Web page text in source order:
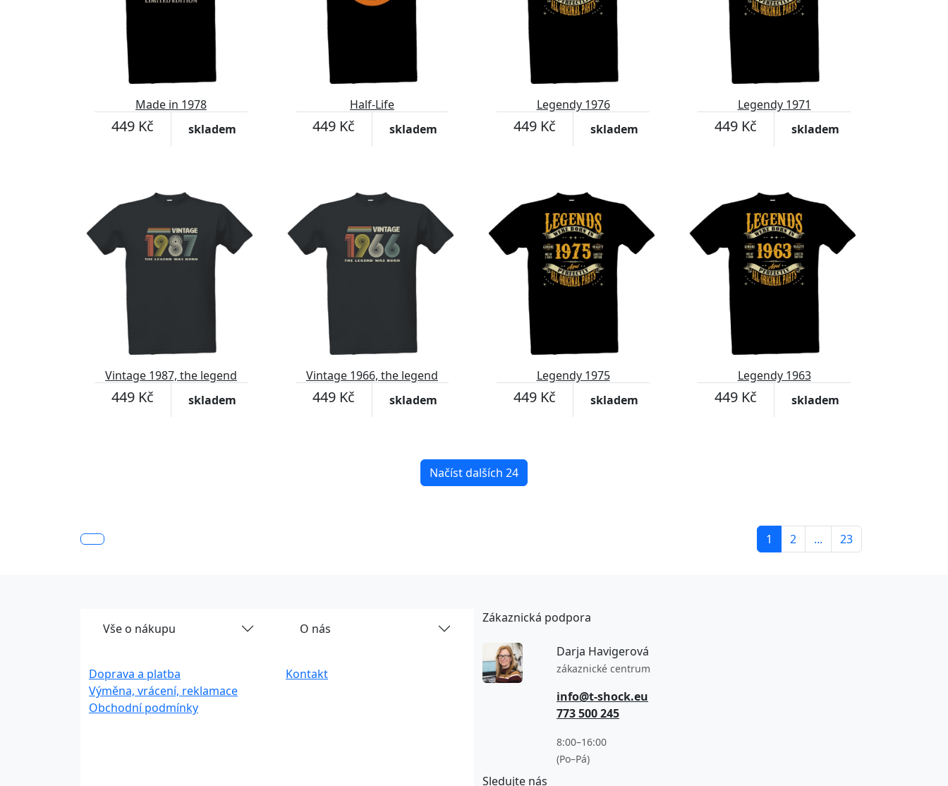
Made in 1978
449 Kč skladem
Half-Life
449 Kč skladem
Legendy 1976
449 Kč skladem
Legendy 1971
449 Kč skladem
Vintage 1987, the legend
was born
449 Kč skladem
Vintage 1966, the legend
was born
449 Kč skladem
Legendy 1975
449 Kč skladem
Legendy 1963
449 Kč skladem
Načíst dalších 24
1 2 ... 23
Vše o nákupu
Doprava a platba
Výměna, vrácení, reklamace
Obchodní podmínky
O nás
Kontakt
Zákaznická podpora
Darja Havigerová
zákaznické centrum
info@t-shock.eu
773 500 245
8:00–16:00
(Po–Pá)
Sledujte nás